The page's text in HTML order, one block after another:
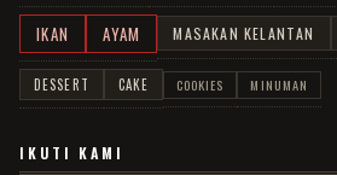
IKAN AYAM MASAKAN KELANTAN
DESSERT CAKE COOKIES MINUMAN
IKUTI KAMI